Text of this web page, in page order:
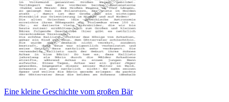
Eine kleine Geschichte vom großen Bär